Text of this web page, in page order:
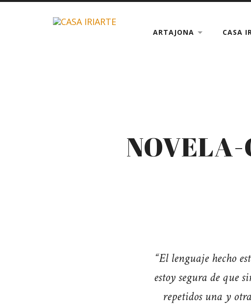
ARTAJONA CASA
“El lenguaje hecho
estoy segura de que
repetidos una y